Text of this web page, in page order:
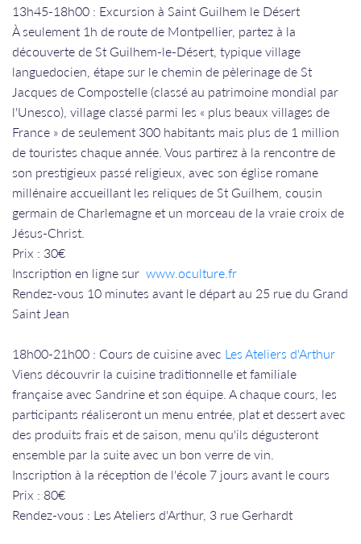
13h45-18h00 : Excursion à Saint Guilhem le Désert
À seulement 1h de route de Montpellier, partez à la
découverte de St Guilhem-le-Désert, typique village
languedocien, étape sur le chemin de pèlerinage de St
Jacques de Compostelle (classé au patrimoine mondial par
l'Unesco), village classé parmi les « plus beaux villages de
France » de seulement 300 habitants mais plus de 1 million
de touristes chaque année. Vous partirez à la rencontre de
son prestigieux passé religieux, avec son église romane
millénaire accueillant les reliques de St Guilhem, cousin
germain de Charlemagne et un morceau de la vraie croix de
Jésus-Christ.
​​​​​​​​​​​​​​Prix : 30€
​​​​​​​Inscription en ligne sur www.oculture.fr
Rendez-vous 10 minutes avant le départ au 25 rue du Grand
Saint Jean​​​​​​​
18h00-21h00 : Cours de cuisine avec Les Ateliers d'Arthur
Viens découvrir la cuisine traditionnelle et familiale
française avec Sandrine et son équipe. A chaque cours, les
participants réaliseront un menu entrée, plat et dessert avec
des produits frais et de saison, menu qu'ils dégusteront
ensemble par la suite avec un bon verre de vin.
Inscription à la réception de l'école 7 jours avant le cours
Prix : 80€
Rendez-vous : Les Ateliers d'Arthur, 3 rue Gerhardt